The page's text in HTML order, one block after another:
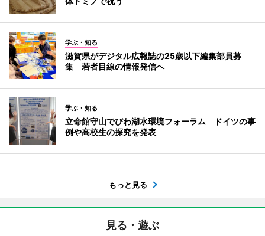
学ぶ・知る
滋賀県がデジタル広報誌の25歳以下編集部員募
集 若者目線の情報発信へ
学ぶ・知る
立命館守山でびわ湖水環境フォーラム ドイツの事
例や高校生の探究を発表
もっと見る
見る・遊ぶ